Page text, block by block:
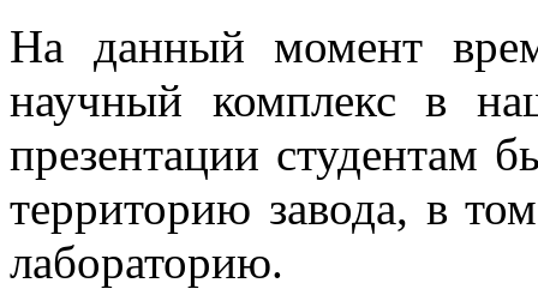
На данный момент
научный комплекс в
презентации студентам
территорию завода, в
лабораторию.